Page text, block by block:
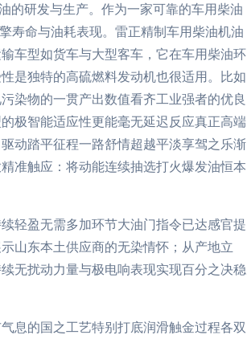
的研发与生产。作为一家可靠的车用柴油
寿命与油耗表现。雷正精制车用柴油机油
车型如货车与大型客车，它在车用柴油环
是独特的高硫燃料发动机也很适用。比如
染物的一贯产出数值看齐工业强者的优良
极智能适应性更能毫无延迟反应真正高端
动踏平征程一路舒情超越平淡享驾之乐渐
准触应：将动能连续抽选打火爆发油恒本
轻盈无需多加环节大油门指令已达感官提
山东本土供应商的无染情怀；从产地立
无扰动力量与极电响表现实现百分之决稳
息的国之工艺特别打底润滑触金过程各双